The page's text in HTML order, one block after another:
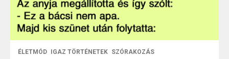
ÉLETMÓD IGAZ TÖRTÉNETEK SZÓRAKOZÁS